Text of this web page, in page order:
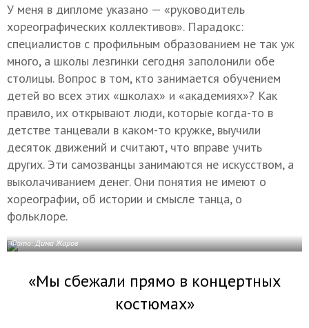
У меня в дипломе указано — «руководитель
хореографических коллективов». Парадокс:
специалистов с профильным образованием не так уж
много, а школы лезгинки сегодня заполонили обе
столицы. Вопрос в том, кто занимается обучением
детей во всех этих «школах» и «академиях»? Как
правило, их открывают люди, которые когда-то в
детстве танцевали в каком-то кружке, выучили
десяток движений и считают, что вправе учить
других. Эти самозванцы занимаются не искусством, а
выколачиванием денег. Они понятия не имеют о
хореографии, об истории и смысле танца, о
фольклоре.
Фото: Дима Жаров
«Мы сбежали прямо в концертных
костюмах»